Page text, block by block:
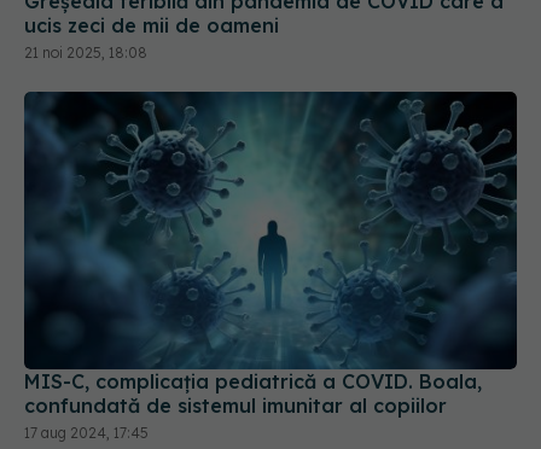
21 noi 2025, 18:08
MIS-C, complicația pediatrică a COVID. Boala,
confundată de sistemul imunitar al copiilor
17 aug 2024, 17:45